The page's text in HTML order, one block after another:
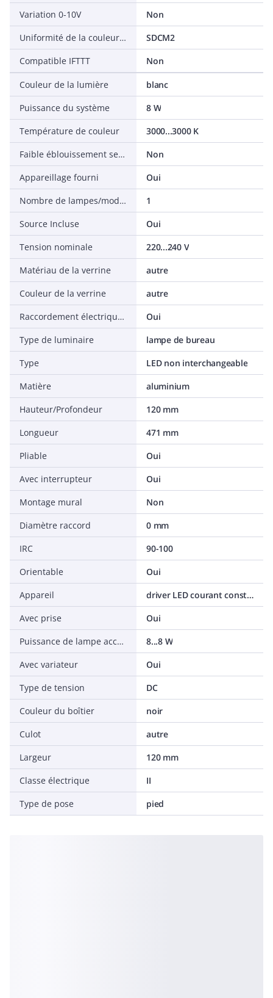
Variation 0-10V
Non
Uniformité de la couleur (ellipse de McAdam)
SDCM2
Compatible IFTTT
Non
Couleur de la lumière
blanc
Puissance du système
8 W
Température de couleur
3000...3000 K
Faible éblouissement selon EN 12464-1 (UGR < 19)
Non
Appareillage fourni
Oui
Nombre de lampes/modules
1
Source Incluse
Oui
Tension nominale
220...240 V
Matériau de la verrine
autre
Couleur de la verrine
autre
Raccordement électrique avec fiche
Oui
Type de luminaire
lampe de bureau
Type
LED non interchangeable
Matière
aluminium
Hauteur/Profondeur
120 mm
Longueur
471 mm
Pliable
Oui
Avec interrupteur
Oui
Montage mural
Non
Diamètre raccord
0 mm
IRC
90-100
Orientable
Oui
Appareil
driver LED courant constant
Avec prise
Oui
Puissance de lampe acceptée
8...8 W
Avec variateur
Oui
Type de tension
DC
Couleur du boîtier
noir
Culot
autre
Largeur
120 mm
Classe électrique
II
Type de pose
pied